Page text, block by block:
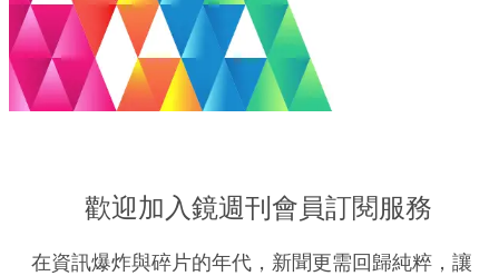
歡迎加入鏡週刊會員訂閱服務
在資訊爆炸與碎片的年代，新聞更需回歸純粹，讓